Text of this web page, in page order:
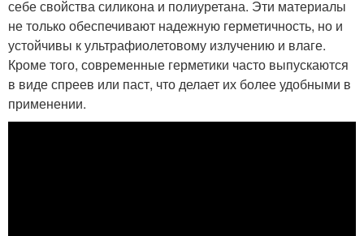
себе свойства силикона и полиуретана. Эти материалы
не только обеспечивают надежную герметичность, но и
устойчивы к ультрафиолетовому излучению и влаге.
Кроме того, современные герметики часто выпускаются
в виде спреев или паст, что делает их более удобными в
применении.